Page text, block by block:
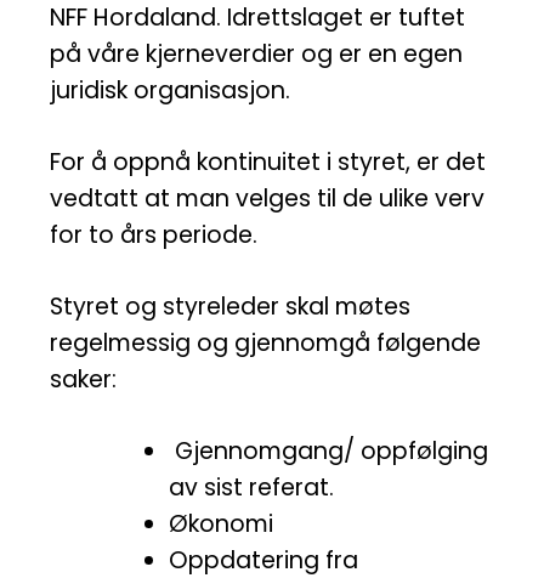
NFF Hordaland. Idrettslaget er tuftet
på våre kjerneverdier og er en egen
juridisk organisasjon.
For å oppnå kontinuitet i styret, er det
vedtatt at man velges til de ulike verv
for to års periode.
Styret og styreleder skal møtes
regelmessig og gjennomgå følgende
saker:
Gjennomgang/ oppfølging
av sist referat.
Økonomi
Oppdatering fra